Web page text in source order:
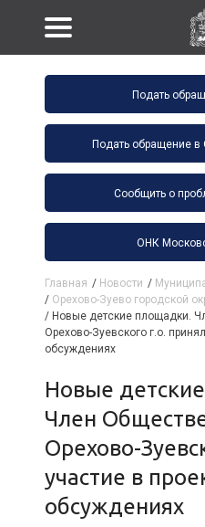
Подать
Подать обращение
Сообщить о
ОНК
Главная / Новости /
/ Орехово-Зуево городской
/ Новые детские площадки.
Орехово-Зуевского г.о.
обсуждениях
Новые детские площадки.
Член
Орехово-
участие в
обсуждениях